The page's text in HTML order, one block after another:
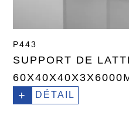
P443
SUPPORT DE
+ DÉTAIL